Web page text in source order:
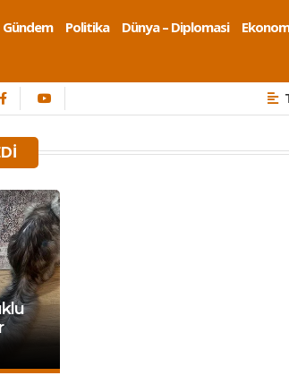
Gündem Politika Dünya – Diplomasi